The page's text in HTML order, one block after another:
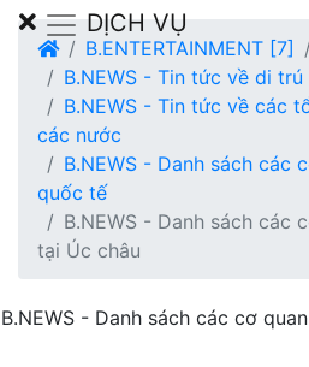
DỊCH VỤ
B.ENTERTAINMENT [7]
B.NEWS - Tin tức về di trú
B.NEWS - Tin tức về các
các nước
B.NEWS - Danh sách các
quốc tế
B.NEWS - Danh sách các
tại Úc châu
B.NEWS - Danh sách các cơ